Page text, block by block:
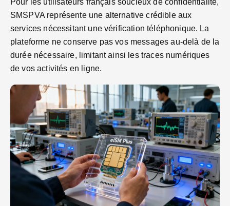
Pour les utilisateurs français soucieux de confidentialité,
SMSPVA représente une alternative crédible aux
services nécessitant une vérification téléphonique. La
plateforme ne conserve pas vos messages au-delà de la
durée nécessaire, limitant ainsi les traces numériques
de vos activités en ligne.